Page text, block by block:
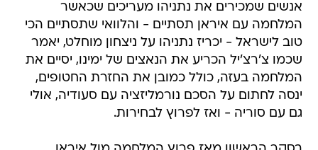
אנשים שמכירים את נתניהו מעריכים שכאשר
המלחמה עם איראן תסתיים - והלוואי שתסתיים הכי
טוב לישראל - יכריז נתניהו על ניצחון מוחלט, יאמר
שכמו צ'רצ'יל הכריע את הנאצים של ימינו, יסיים את
המלחמה בעזה, כולל כמובן את החזרת החטופים,
ינסה לחתום על הסכם נורמליזציה עם סעודיה, אולי
גם עם סוריה - ואז לפרוץ לבחירות.